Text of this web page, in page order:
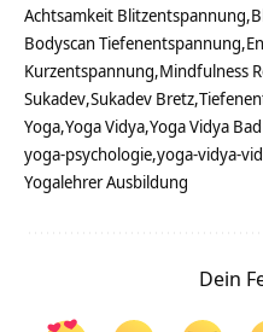
Achtsamkeit Blitzentspannung
Bodyscan Tiefenentspannung
Kurzentspannung Mindfulness
Sukadev Sukadev Bretz
Yoga Yoga Vidya Yoga Vidya
yoga-psychologie yoga-vidya-
Yogalehrer Ausbildung
Dein